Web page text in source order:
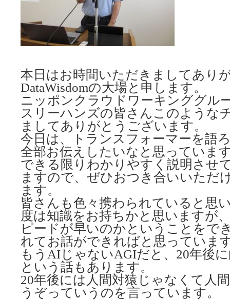
本日はお時間いただきましてあり
DataWisdomの大場と申します。
ニッポンクラウドワーキンググル
スリーハンズの皆さんこのような
ましてありがとうございます。
今日は、トランスフォーマーを語
全部お伝えしたいなと思っていま
できる限りわかりやすく説明させ
ますので、ぜひおつき合いいただ
ます。
皆さんも色々携わられていると思
度は知識をお持ちかと思いますが
ピードが早いのかということをで
れてお話ができればと思っていま
もうAIじゃないAGIだと、20年後
という話もあります。
20年後には人間対猿じゃなくて人
うぞっていうのを言っています。